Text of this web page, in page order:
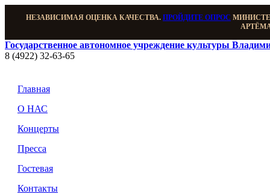
НЕЗАВИСИМАЯ ОЦЕНКА КАЧЕСТВА. ПРОЙДИТЕ ОПРОС
Государственное автономное учреждение культуры
8 (4922) 32-63-65
Главная
О НАС
Концерты
Пресса
Гостевая
Контакты